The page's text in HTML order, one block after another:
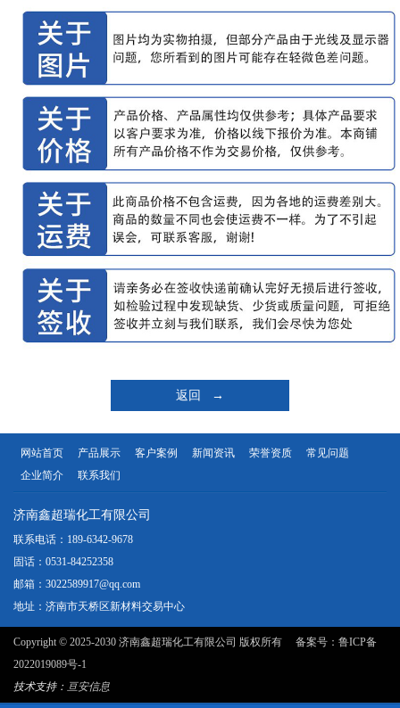
返回 →
网站首页 产品展示 客户案例 新闻资讯 荣誉资质
常见问题
企业简介
联系我们
济南鑫超瑞化工有限公司
联系电话：189-6342-9678
固话：0531-84252358
邮箱：3022589917@qq.com
地址：济南市天桥区新材料交易中心
Copyright © 2025-2030 济南鑫超瑞化工有限公司 版权所有 备案号： 鲁ICP备
2022019089号-1
技术支持： 亘安信息